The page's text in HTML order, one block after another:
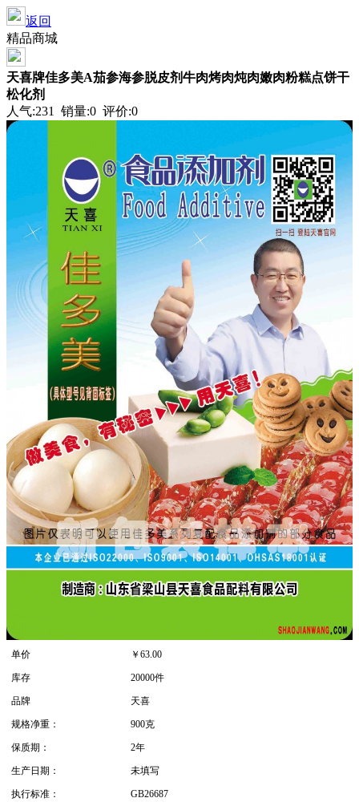
返回
精品商城
天喜牌佳多美A茄参海参脱皮剂牛肉烤肉炖肉嫩肉粉糕点饼干
松化剂
人气:231 销量:0 评价:0
单价 ￥ 63.00
库存 20000件
品牌 天喜
规格净重： 900克
保质期： 2年
生产日期： 未填写
执行标准： GB26687